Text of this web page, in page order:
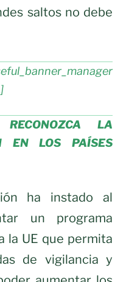
saltos no debe
LA
EN LOS PAÍSES
ha instado al
un programa
la UE que permita
de vigilancia y